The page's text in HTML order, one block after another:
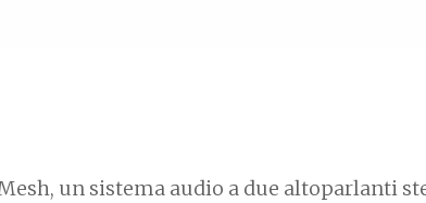
un sistema audio a due altoparlanti